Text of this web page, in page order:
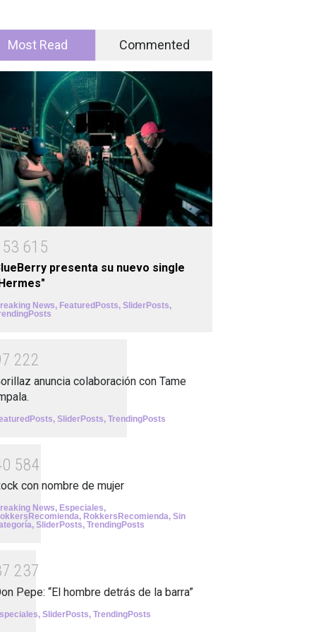
Most Read Commented
53 61 5
presenta su nuevo single
News, FeaturedPosts, SliderPosts,
7 222
anuncia colaboración con Tame
, SliderPosts, TrendingPosts
0 584
con nombre de mujer
News, Especiales,
, RokkersRecomienda, Sin
, SliderPosts, TrendingPosts
7 237
Pepe: “El hombre detrás de la barra”
, SliderPosts, TrendingPosts